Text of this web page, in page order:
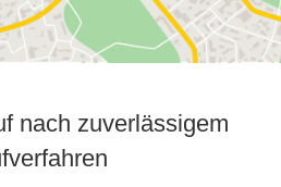
nach zuverlässigem